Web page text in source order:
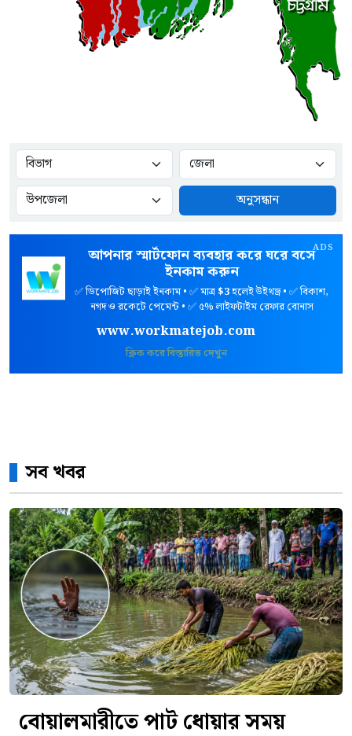
অনুসন্ধান
ADS
আপনার স্মার্টফোন ব্যবহার করে ঘরে বসে
ইনকাম করুন
✅ ডিপোজিট ছাড়াই ইনকাম • ✅ মাত্র$3হলেই উইথড্র • ✅ বিকাশ,
নগদ ও রকেটে পেমেন্ট • ✅ ৫% লাইফটাইম রেফার বোনাস
www.workmatejob.com
ক্লিক করে বিস্তারিত দেখুন
সব খবর
বোয়ালমারীতে পাট ধোয়ার সময়